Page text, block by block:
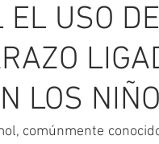
EL USO
LOS
comúnmente